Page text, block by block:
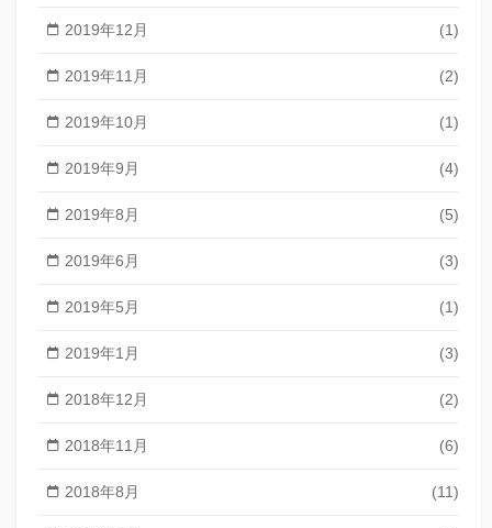
2019年12月 (1)
2019年11月 (2)
2019年10月 (1)
2019年9月 (4)
2019年8月 (5)
2019年6月 (3)
2019年5月 (1)
2019年1月 (3)
2018年12月 (2)
2018年11月 (6)
2018年8月 (11)